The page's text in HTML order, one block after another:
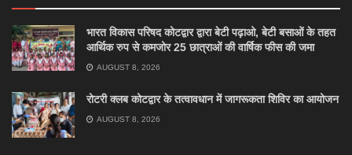
भारत विकास परिषद कोटद्वार द्वारा बेटी पढ़ाओ, बेटी बसाओं के तहत
आर्थिक रुप से कमजोर 25 छात्राओं की वार्षिक फीस की जमा
AUGUST 8, 2026
रोटरी क्लब कोटद्वार के तत्वावधान में जागरूकता शिविर का आयोजन
AUGUST 8, 2026